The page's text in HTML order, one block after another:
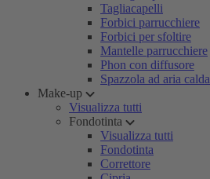
Tagliacapelli
Forbici parrucchiere
Forbici per sfoltire
Mantelle parrucchiere
Phon con diffusore
Spazzola ad aria calda
Make-up
Visualizza tutti
Fondotinta
Visualizza tutti
Fondotinta
Correttore